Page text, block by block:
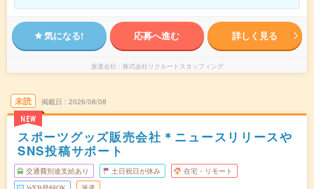
気になる! 応募へ進む 詳しく見る
派遣会社 株式会社リクルートスタッフィング
未読
NEW
掲載日 2026/08/08
スポーツグッズ販売会社＊ニュースリリースや
SNS投稿サポート
交通費別途支給あり 土日祝日が休み 在宅・リモート
WEB登録OK 派遣